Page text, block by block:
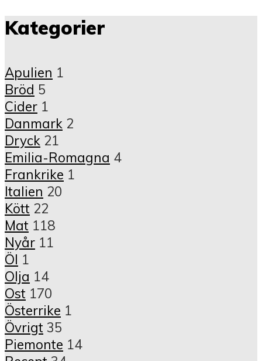
Kategorier
Apulien 1
Bröd 5
Cider 1
Danmark 2
Dryck 21
Emilia-Romagna 4
Frankrike 1
Italien 20
Kött 22
Mat 118
Nyår 11
Öl 1
Olja 14
Ost 170
Österrike 1
Övrigt 35
Piemonte 14